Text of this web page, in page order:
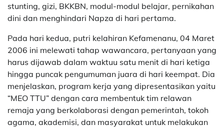
stunting, gizi, BKKBN, modul-modul belajar, pernikahan
dini dan menghindari Napza di hari pertama.
Pada hari kedua, putri kelahiran Kefamenanu, 04 Maret
2006 ini melewati tahap wawancara, pertanyaan yang
harus dijawab dalam waktuu satu menit di hari ketiga
hingga puncak pengumuman juara di hari keempat. Dia
menjelaskan, program kerja yang dipresentasikan yaitu
“MEO TTU” dengan cara membentuk tim relawan
remaja yang berkolaborasi dengan pemerintah, tokoh
agama, akademisi, dan masyarakat untuk melakukan